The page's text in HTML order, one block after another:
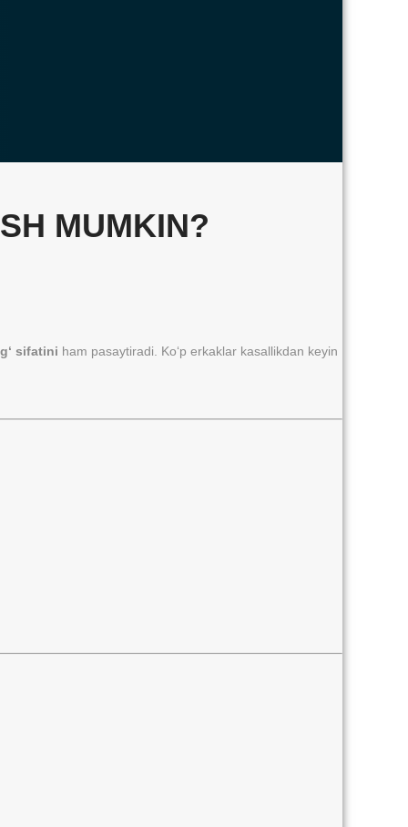
MUMKIN?
sifatini ham pasaytiradi. Ko‘p erkaklar kasallikdan keyin